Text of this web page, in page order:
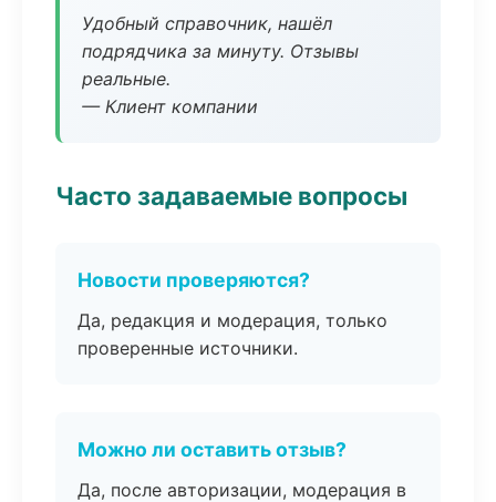
Удобный справочник, нашёл
подрядчика за минуту. Отзывы
реальные.
— Клиент компании
Часто задаваемые вопросы
Новости проверяются?
Да, редакция и модерация, только
проверенные источники.
Можно ли оставить отзыв?
Да, после авторизации, модерация в